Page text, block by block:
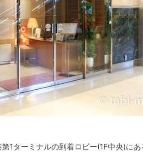
1ターミナルの到着ロビー(1F中央)に